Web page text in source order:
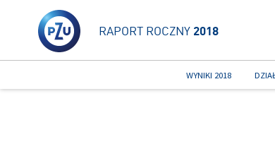
RAPORT ROCZNY 2018
WYNIKI 2018